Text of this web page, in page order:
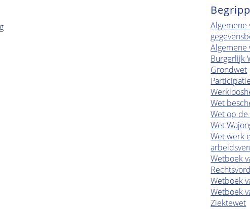
Algemene
Burgerlijk
Grondwet
Wet
Wet op
Wet
Wet werk
Wetboek
Wetboek
Wetboek
Ziektewet